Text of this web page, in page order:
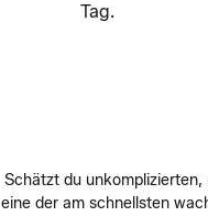
Tag.
Schätzt du
eine der am schnellsten